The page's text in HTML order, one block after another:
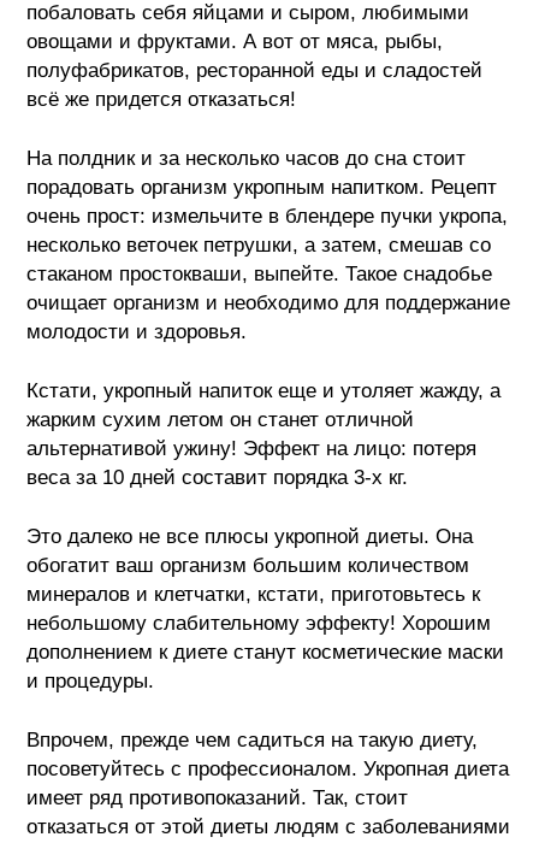
побаловать себя яйцами и сыром, любимыми
овощами и фруктами. А вот от мяса, рыбы,
полуфабрикатов, ресторанной еды и сладостей
всё же придется отказаться!
На полдник и за несколько часов до сна стоит
порадовать организм укропным напитком. Рецепт
очень прост: измельчите в блендере пучки укропа,
несколько веточек петрушки, а затем, смешав со
стаканом простокваши, выпейте. Такое снадобье
очищает организм и необходимо для поддержание
молодости и здоровья.
Кстати, укропный напиток еще и утоляет жажду, а
жарким сухим летом он станет отличной
альтернативой ужину! Эффект на лицо: потеря
веса за 10 дней составит порядка 3-х кг.
Это далеко не все плюсы укропной диеты. Она
обогатит ваш организм большим количеством
минералов и клетчатки, кстати, приготовьтесь к
небольшому слабительному эффекту! Хорошим
дополнением к диете станут косметические маски
и процедуры.
Впрочем, прежде чем садиться на такую диету,
посоветуйтесь с профессионалом. Укропная диета
имеет ряд противопоказаний. Так, стоит
отказаться от этой диеты людям с заболеваниями